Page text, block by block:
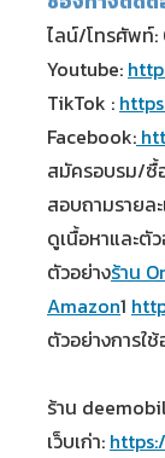
ไลน์/โทรศัพ
Youtube:
TikTok :
Facebook:
สมัครอบรม/ซื้
สอบถามรายล
ดูเนื้อหาและตั
ตัวอย่างร้าน
Amazon1
ตัวอย่างการ
ร้าน
เว็บเก่า: